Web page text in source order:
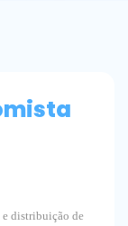
e distribuição de